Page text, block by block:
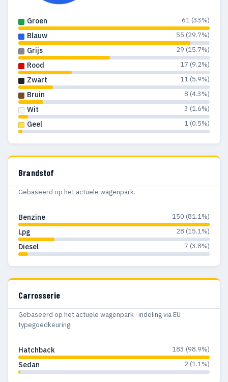
Groen 61 (33%)
Blauw 55 (29.7%)
Grijs 29 (15.7%)
Rood 17 (9.2%)
Zwart 11 (5.9%)
Bruin 8 (4.3%)
Wit 3 (1.6%)
Geel 1 (0.5%)
Brandstof
Gebaseerd op het actuele wagenpark.
Benzine 150 (81.1%)
Lpg 28 (15.1%)
Diesel 7 (3.8%)
Carrosserie
Gebaseerd op het actuele wagenpark · indeling via EU
typegoedkeuring.
Hatchback 183 (98.9%)
Sedan 2 (1.1%)